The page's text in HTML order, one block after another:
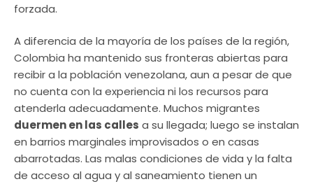
forzada.
A diferencia de la mayoría de los países de la región,
Colombia ha mantenido sus fronteras abiertas para
recibir a la población venezolana, aun a pesar de que
no cuenta con la experiencia ni los recursos para
atenderla adecuadamente. Muchos migrantes
duermen en las calles a su llegada; luego se instalan
en barrios marginales improvisados ​​o en casas
abarrotadas. Las malas condiciones de vida y la falta
de acceso al agua y al saneamiento tienen un